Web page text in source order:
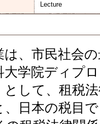
Lecture
、市民社会
大学院ディプ
として、租税
、日本の税目